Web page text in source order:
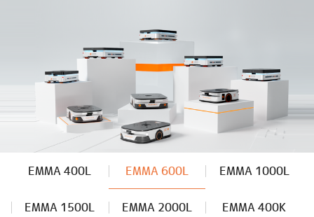
EMMA 400L EMMA 600L EMMA 1000L
EMMA 1500L EMMA 2000L EMMA 400K